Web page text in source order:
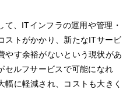
、ITインフラの運用や管理・
ストがかかり、新たなITサービ
やす余裕がないという現状があ
セルフサービスで可能になれ
に軽減され、コストも大きく